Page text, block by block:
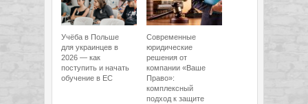
Учёба в Польше
для украинцев в
2026 — как
поступить и начать
обучение в ЕС
Современные
юридические
решения от
компании «Ваше
Право»:
комплексный
подход к защите